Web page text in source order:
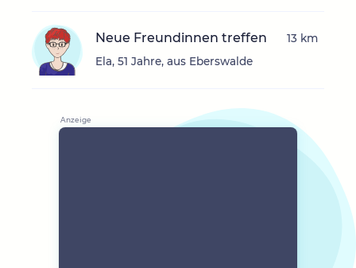
Neue Freundinnen treffen
Ela, 51 Jahre, aus Eberswalde
13 km